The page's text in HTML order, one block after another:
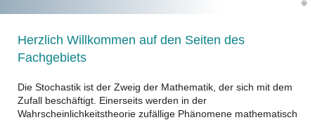
Herzlich Willkommen auf den Seiten des
Fachgebiets
Die Stochastik ist der Zweig der Mathematik, der sich mit dem
Zufall beschäftigt. Einerseits werden in der
Wahrscheinlichkeitstheorie zufällige Phänomene mathematisch